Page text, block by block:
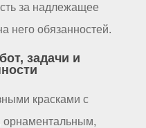
за надлежащее
него обязанностей.
задачи и
красками с
орнаментальным,